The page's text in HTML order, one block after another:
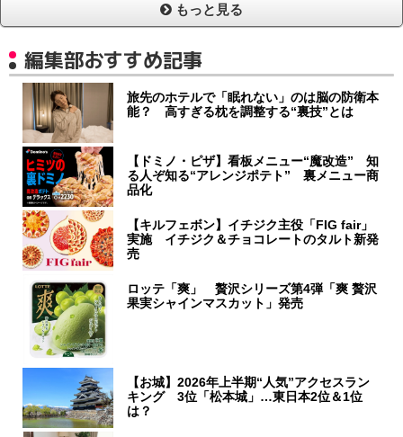
もっと見る
編集部おすすめ記事
旅先のホテルで「眠れない」のは脳の防衛本
能？ 高すぎる枕を調整する“裏技”とは
【ドミノ・ピザ】看板メニュー“魔改造” 知
る人ぞ知る“アレンジポテト” 裏メニュー商
品化
【キルフェボン】イチジク主役「FIG fair」
実施 イチジク＆チョコレートのタルト新発
売
ロッテ「爽」 贅沢シリーズ第4弾「爽 贅沢
果実シャインマスカット」発売
【お城】2026年上半期“人気”アクセスラン
キング 3位「松本城」…東日本2位＆1位
は？